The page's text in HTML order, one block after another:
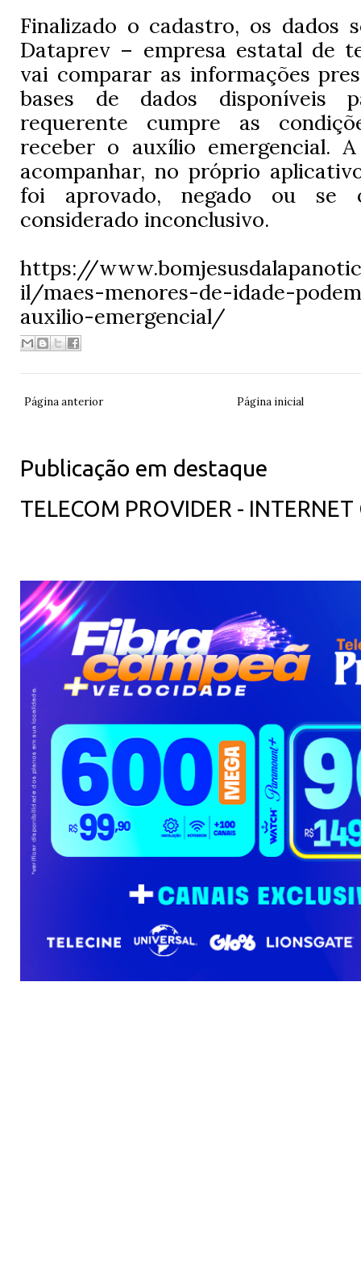
Finalizado o cadastro, os dados
Dataprev – empresa estatal de
vai comparar as informações
bases de dados
requerente cumpre as
receber o auxílio emergencial.
acompanhar, no próprio
foi aprovado, negado ou se
considerado inconclusivo.
https://
il/maes-menores-de-idade-
auxilio-emergencial/
Página anterior Página inicial
Publicação em destaque
TELECOM PROVIDER -